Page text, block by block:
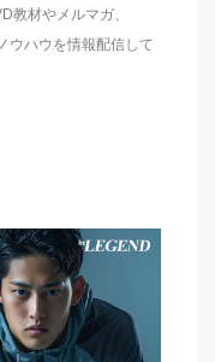
教材やメルマガ、
ウハウを情報配信して